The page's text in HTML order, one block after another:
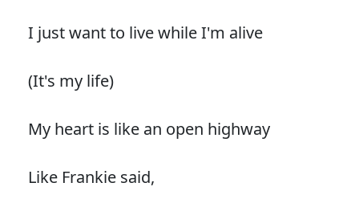
I just want to live while I'm alive
(It's my life)
My heart is like an open highway
Like Frankie said,